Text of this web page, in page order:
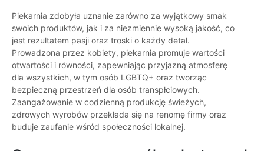
Piekarnia zdobyła uznanie zarówno za wyjątkowy smak
swoich produktów, jak i za niezmiennie wysoką jakość, co
jest rezultatem pasji oraz troski o każdy detal.
Prowadzona przez kobiety, piekarnia promuje wartości
otwartości i równości, zapewniając przyjazną atmosferę
dla wszystkich, w tym osób LGBTQ+ oraz tworząc
bezpieczną przestrzeń dla osób transpłciowych.
Zaangażowanie w codzienną produkcję świeżych,
zdrowych wyrobów przekłada się na renomę firmy oraz
buduje zaufanie wśród społeczności lokalnej.